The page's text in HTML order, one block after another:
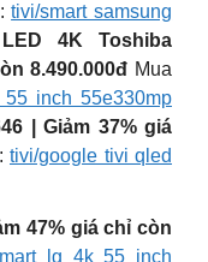
tivi/smart samsung
4K Toshiba
8.490.000đ Mua
inch 55e330mp
| Giảm 37% giá
tivi/google tivi qled
47% giá chỉ còn
lg 4k 55 inch